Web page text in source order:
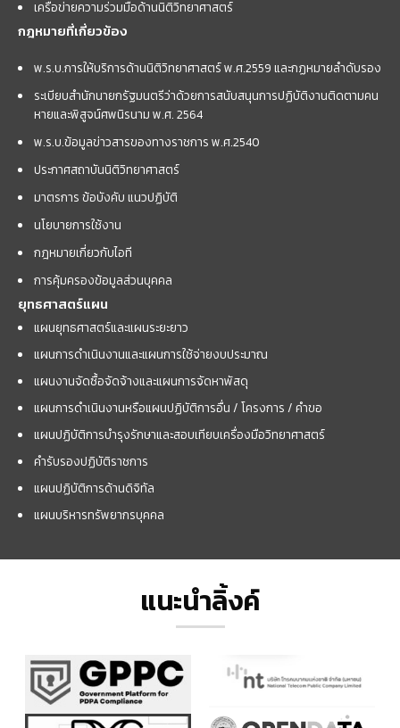
เครือข่ายความร่วมมือด้านนิติวิทยาศาสตร์
กฎหมายที่เกี่ยวข้อง
พ.ร.บ.การให้บริการด้านนิติวิทยาศาสตร์ พ.ศ.2559 และกฏหมายลำดับรอง
ระเบียบสำนักนายกรัฐมนตรีว่าด้วยการสนับสนุนการปฏิบัติงานติดตามคน
หายและพิสูจน์ศพนิรนาม พ.ศ. 2564
พ.ร.บ.ข้อมูลข่าวสารของทางราชการ พ.ศ.2540
ประกาศสถาบันนิติวิทยาศาสตร์
มาตรการ ข้อบังคับ แนวปฏิบัติ
นโยบายการใช้งาน
กฎหมายเกี่ยวกับไอที
การคุ้มครองข้อมูลส่วนบุคคล
ยุทธศาสตร์แผน
แผนยุทธศาสตร์และแผนระยะยาว
แผนการดำเนินงานและแผนการใช้จ่ายงบประมาณ
แผนงานจัดซื้อจัดจ้างและแผนการจัดหาพัสดุ
แผนการดำเนินงานหรือแผนปฏิบัติการอื่น / โครงการ / คำขอ
แผนปฏิบัติการบำรุงรักษาและสอบเทียบเครื่องมือวิทยาศาสตร์
คำรับรองปฏิบัติราชการ
แผนปฏิบัติการด้านดิจิทัล
แผนบริหารทรัพยากรบุคคล
แนะนำลิ้งค์